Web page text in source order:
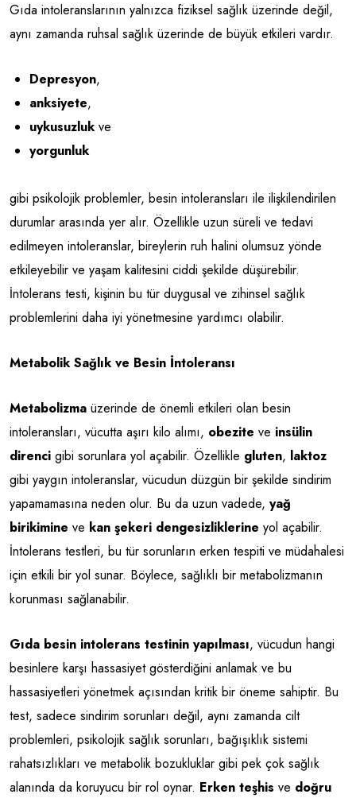
Gıda intoleranslarının yalnızca fiziksel sağlık üzerinde değil,
aynı zamanda ruhsal sağlık üzerinde de büyük etkileri vardır.
Depresyon,
anksiyete,
uykusuzlukve
yorgunluk
gibi psikolojik problemler, besin intoleransları ile ilişkilendirilen
durumlar arasında yer alır. Özellikle uzun süreli ve tedavi
edilmeyen intoleranslar, bireylerin ruh halini olumsuz yönde
etkileyebilir ve yaşam kalitesini ciddi şekilde düşürebilir.
İntolerans testi, kişinin bu tür duygusal ve zihinsel sağlık
problemlerini daha iyi yönetmesine yardımcı olabilir.
Metabolik Sağlık ve Besin İntoleransı
Metabolizma üzerinde de önemli etkileri olan besin
intoleransları, vücutta aşırı kilo alımı, obezite ve insülin
direnci gibi sorunlara yol açabilir. Özellikle gluten, laktoz
gibi yaygın intoleranslar, vücudun düzgün bir şekilde sindirim
yapamamasına neden olur. Bu da uzun vadede, yağ
birikimine ve kan şekeri dengesizliklerine yol açabilir.
İntolerans testleri, bu tür sorunların erken tespiti ve müdahalesi
için etkili bir yol sunar. Böylece, sağlıklı bir metabolizmanın
korunması sağlanabilir.
Gıda besin intolerans testinin yapılması, vücudun hangi
besinlere karşı hassasiyet gösterdiğini anlamak ve bu
hassasiyetleri yönetmek açısından kritik bir öneme sahiptir. Bu
test, sadece sindirim sorunları değil, aynı zamanda cilt
problemleri, psikolojik sağlık sorunları, bağışıklık sistemi
rahatsızlıkları ve metabolik bozukluklar gibi pek çok sağlık
alanında da koruyucu bir rol oynar. Erken teşhis ve doğru